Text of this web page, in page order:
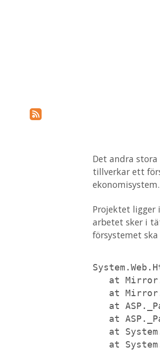
Det andra
tillverkar ett
ekonomisystem.
Projektet ligger
arbetet sker i
försystemet
at
at
at
at
at
at